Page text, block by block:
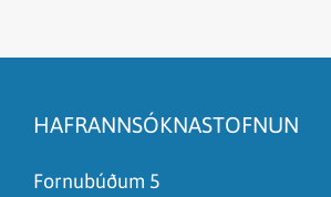
Það er of mikið efni á síðunni
Ég skil ekki efnið, finnst það of flókið
HAFRANNSÓKNASTOFNUN
Fornubúðum 5